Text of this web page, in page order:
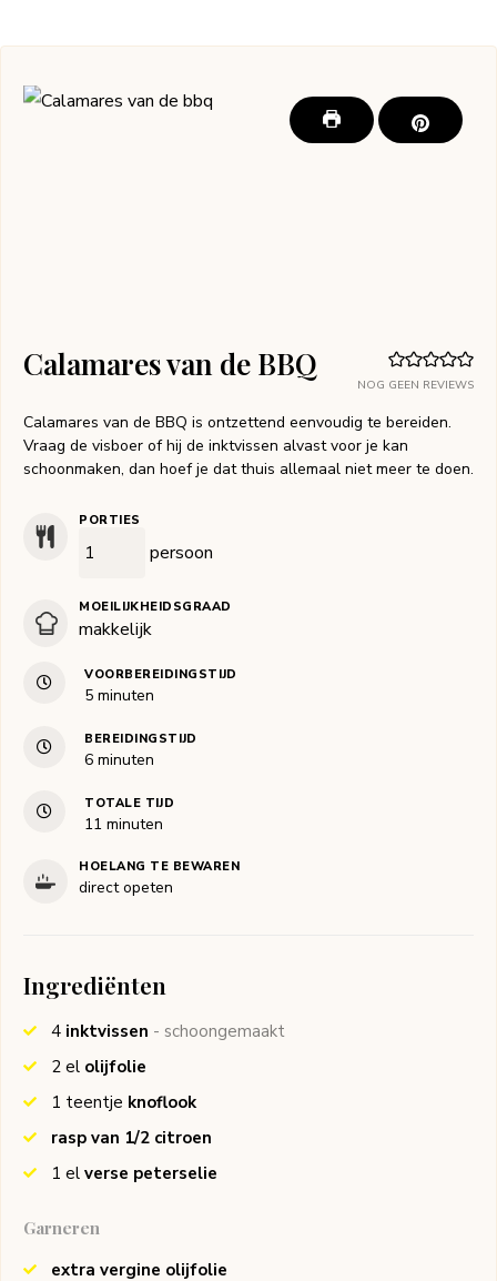
NOG GEEN REVIEWS
Calamares van de BBQ
Calamares van de BBQ is ontzettend eenvoudig te bereiden.
Vraag de visboer of hij de inktvissen alvast voor je kan
schoonmaken, dan hoef je dat thuis allemaal niet meer te doen.
PORTIES
persoon
MOEILIJKHEIDSGRAAD
makkelijk
VOORBEREIDINGSTIJD
5minuten
minuten
BEREIDINGSTIJD
6minuten
minuten
TOTALE TIJD
11 minuten
minuten
HOELANG TE BEWAREN
direct opeten
Ingrediënten
4 inktvissen - schoongemaakt
2 el olijfolie
1 teentje knoflook
rasp van 1/2 citroen
1 el verse peterselie
Garneren
extra vergine olijfolie